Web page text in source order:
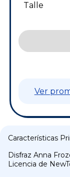
Talle
Ver
Características
Disfraz Anna
Licencia de